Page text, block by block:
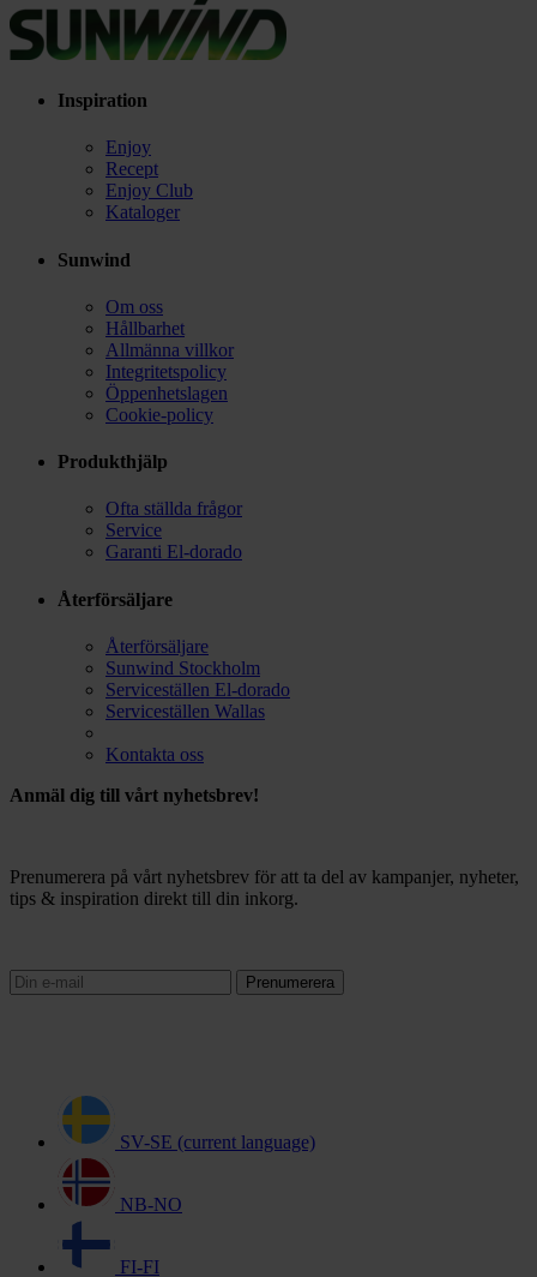
Inspiration
Enjoy
Recept
Enjoy Club
Kataloger
Sunwind
Om oss
Hållbarhet
Allmänna villkor
Integritetspolicy
Öppenhetslagen
Cookie-policy
Produkthjälp
Ofta ställda frågor
Service
Garanti El-dorado
Återförsäljare
Återförsäljare
Sunwind Stockholm
Serviceställen El-dorado
Serviceställen Wallas
Kontakta oss
Anmäl dig till vårt nyhetsbrev!
Prenumerera på vårt nyhetsbrev för att ta del av kampanjer, nyheter,
tips & inspiration direkt till din inkorg.
Prenumerera
SV-SE (current language)
NB-NO
FI-FI